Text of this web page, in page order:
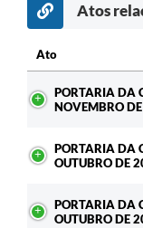
Atos
Ato
PORTARIA DA
NOVEMBRO
PORTARIA DA
OUTUBRO DE
PORTARIA DA
OUTUBRO DE